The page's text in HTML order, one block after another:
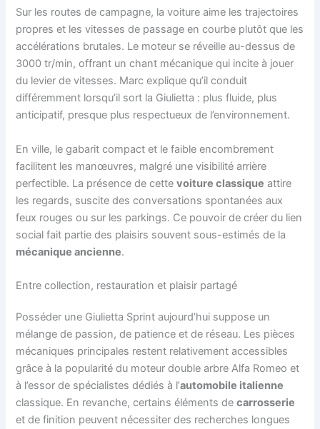
Sur les routes de campagne, la voiture aime les trajectoires
propres et les vitesses de passage en courbe plutôt que les
accélérations brutales. Le moteur se réveille au-dessus de
3000 tr/min, offrant un chant mécanique qui incite à jouer
du levier de vitesses. Marc explique qu’il conduit
différemment lorsqu’il sort la Giulietta : plus fluide, plus
anticipatif, presque plus respectueux de l’environnement.
En ville, le gabarit compact et le faible encombrement
facilitent les manœuvres, malgré une visibilité arrière
perfectible. La présence de cettevoiture classique attire
les regards, suscite des conversations spontanées aux
feux rouges ou sur les parkings. Ce pouvoir de créer du lien
social fait partie des plaisirs souvent sous-estimés de la
mécanique ancienne.
Entre collection, restauration et plaisir partagé
Posséder une Giulietta Sprint aujourd’hui suppose un
mélange de passion, de patience et de réseau. Les pièces
mécaniques principales restent relativement accessibles
grâce à la popularité du moteur double arbre Alfa Romeo et
à l’essor de spécialistes dédiés à l’automobile italienne
classique. En revanche, certains éléments decarrosserie
et de finition peuvent nécessiter des recherches longues